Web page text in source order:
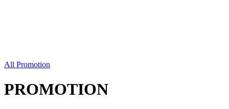
All Promotion
PROMOTION